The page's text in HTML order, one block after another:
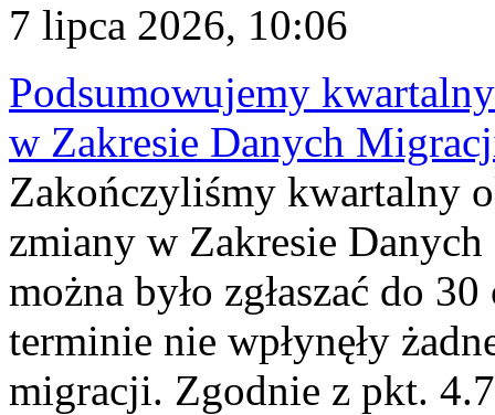
7 lipca 2026, 10:06
Podsumowujemy
w Zakresie Danych
Zakończyliśmy kwartalny
zmiany w Zakresie
można było zgłaszać do
terminie nie wpłynęły
migracji. Zgodnie z pkt.